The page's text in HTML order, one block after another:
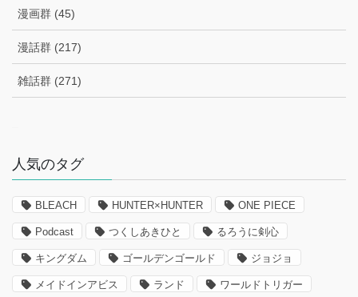
漫画群 (45)
漫話群 (217)
雑話群 (271)
人気のタグ
BLEACH HUNTER×HUNTER ONE PIECE
Podcast つくしあきひと るろうに剣心
キングダム ゴールデンゴールド ジョジョ
メイドインアビス ランド ワールドトリガー